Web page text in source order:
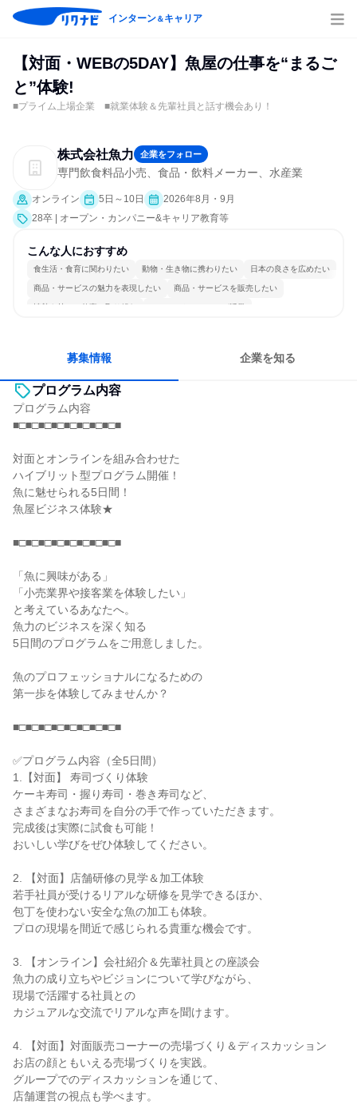
インターン＆キャリア
【対面・WEBの5DAY】魚屋の仕事を“まるご
と”体験!
■プライム上場企業 ■就業体験＆先輩社員と話す機会あり！
株式会社魚力 企業をフォロー
専門飲食料品小売、食品・飲料メーカー、水産業
オンライン 5日～10日
2026年8月・9月
28卒 | オープン・カンパニー&キャリア教育等
こんな人におすすめ
食生活・食育に関わりたい 動物・生き物に携わりたい 日本の良さを広めたい
商品・サービスの魅力を表現したい 商品・サービスを販売したい
情熱を持って仕事に取り組む コミュニケーションが活発
募集情報 企業を知る
プログラム内容
プログラム内容
■□■□■□■□■□■□■□■□■
対面とオンラインを組み合わせた
ハイブリット型プログラム開催！
魚に魅せられる5日間！
魚屋ビジネス体験★
■□■□■□■□■□■□■□■□■
「魚に興味がある」
「小売業界や接客業を体験したい」
と考えているあなたへ。
魚力のビジネスを深く知る
5日間のプログラムをご用意しました。
魚のプロフェッショナルになるための
第一歩を体験してみませんか？
■□■□■□■□■□■□■□■□■
✅プログラム内容（全5日間）
1.【対面】 寿司づくり体験
ケーキ寿司・握り寿司・巻き寿司など、
さまざまなお寿司を自分の手で作っていただきます。
完成後は実際に試食も可能！
おいしい学びをぜひ体験してください。
2. 【対面】店舗研修の見学＆加工体験
若手社員が受けるリアルな研修を見学できるほか、
包丁を使わない安全な魚の加工も体験。
プロの現場を間近で感じられる貴重な機会です。
3. 【オンライン】会社紹介＆先輩社員との座談会
魚力の成り立ちやビジョンについて学びながら、
現場で活躍する社員との
カジュアルな交流でリアルな声を聞けます。
4. 【対面】対面販売コーナーの売場づくり＆ディスカッション
お店の顔ともいえる売場づくりを実践。
グループでのディスカッションを通じて、
店舗運営の視点も学べます。